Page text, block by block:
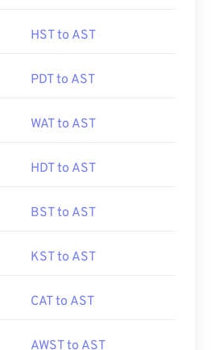
HST to AST
PDT to AST
WAT to AST
HDT to AST
BST to AST
KST to AST
CAT to AST
AWST to AST